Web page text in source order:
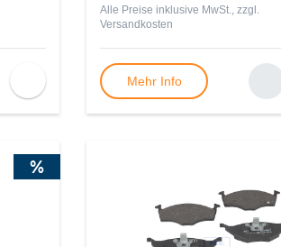
Alle Preise inklusive MwSt., zzgl.
Versandkosten
Mehr Info
%